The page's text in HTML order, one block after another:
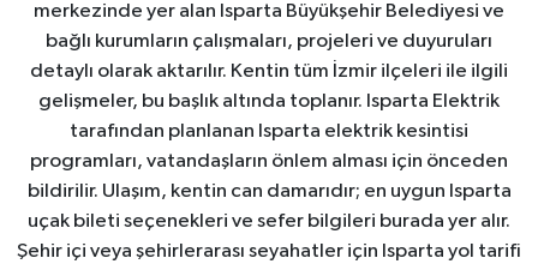
merkezinde yer alan Isparta Büyükşehir Belediyesi ve
bağlı kurumların çalışmaları, projeleri ve duyuruları
detaylı olarak aktarılır. Kentin tüm İzmir ilçeleri ile ilgili
gelişmeler, bu başlık altında toplanır. Isparta Elektrik
tarafından planlanan Isparta elektrik kesintisi
programları, vatandaşların önlem alması için önceden
bildirilir. Ulaşım, kentin can damarıdır; en uygun Isparta
uçak bileti seçenekleri ve sefer bilgileri burada yer alır.
Şehir içi veya şehirlerarası seyahatler için Isparta yol tarifi